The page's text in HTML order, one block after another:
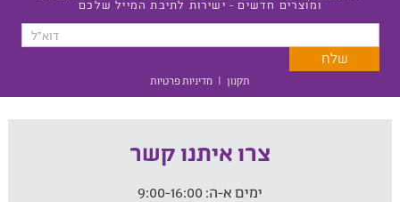
ומוצרים חדשים - ישירות לתיבת המייל שלכם
תקנון | מדיניות פרטיות
צרו איתנו קשר
ימים א-ה: